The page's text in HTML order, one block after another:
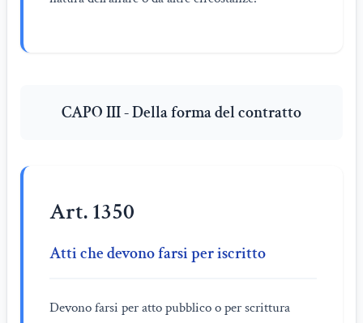
CAPO III - Della forma del contratto
Art. 1350
Atti che devono farsi per iscritto
Devono farsi per atto pubblico o per scrittura